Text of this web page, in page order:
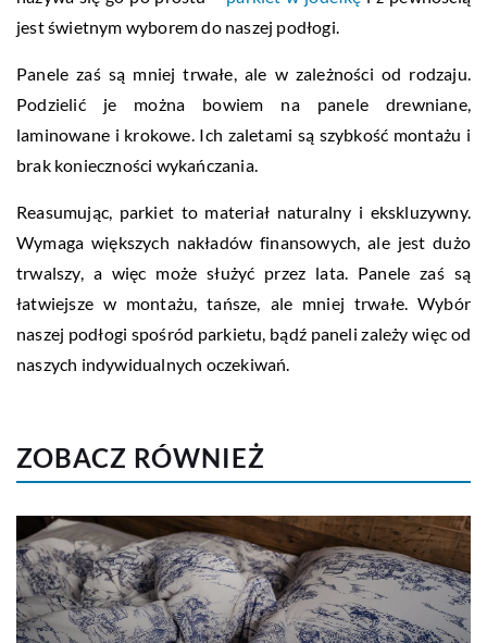
jest świetnym wyborem do naszej podłogi.
Panele zaś są mniej trwałe, ale w zależności od rodzaju.
Podzielić je można bowiem na panele drewniane,
laminowane i krokowe. Ich zaletami są szybkość montażu i
brak konieczności wykańczania.
Reasumując, parkiet to materiał naturalny i ekskluzywny.
Wymaga większych nakładów finansowych, ale jest dużo
trwalszy, a więc może służyć przez lata. Panele zaś są
łatwiejsze w montażu, tańsze, ale mniej trwałe. Wybór
naszej podłogi spośród parkietu, bądź paneli zależy więc od
naszych indywidualnych oczekiwań.
ZOBACZ RÓWNIEŻ